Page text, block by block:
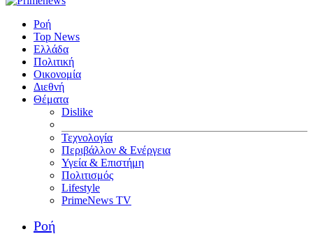
Ροή
Top News
Ελλάδα
Πολιτική
Οικονομία
Διεθνή
Θέματα
Dislike
Τεχνολογία
Περιβάλλον & Ενέργεια
Υγεία & Επιστήμη
Πολιτισμός
Lifestyle
PrimeNews TV
Ροή